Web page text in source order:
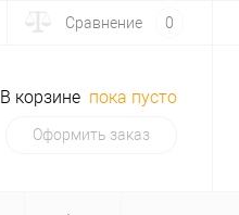
Сравнение 0
В корзине пока пусто
Оформить заказ